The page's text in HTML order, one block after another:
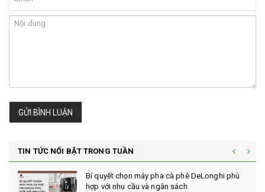
GỬI BÌNH LUẬN
TIN TỨC NỔI BẬT TRONG TUẦN
Bí quyết chọn máy pha cà phê DeLonghi phù
hợp với nhu cầu và ngân sách